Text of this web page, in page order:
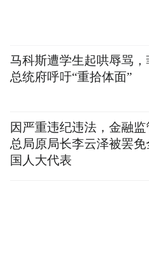
了处罚结果：经纪人李
违纪被辞退，永不录用
以黄线违规，一年内不
规，半年内不得晋升；
易管家也受到相应处罚。
马科斯遭学生起哄辱骂，
总统府呼吁“重拾体面”
因严重违纪违法，金融监
总局原局长李云泽被罢免
国人大代表